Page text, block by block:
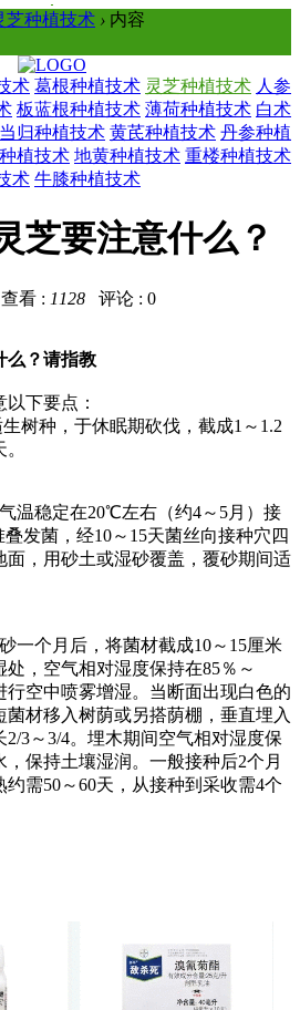
芝种植技术 › 内容
术 葛根种植技术 灵芝种植技术 人参
板蓝根种植技术 薄荷种植技术 白术
当归种植技术 黄芪种植技术 丹参种植
植技术 地黄种植技术 重楼种植技术
术 牛膝种植技术
芝要注意什么？
看 : 1128 评论 : 0
么？请指教
下要点：
种，于休眠期砍伐，截成1～1.2
稳定在20℃左右（约4～5月）接
发菌，经10～15天菌丝向接种穴四
面，用砂土或湿砂覆盖，覆砂期间适
个月后，将菌材截成10～15厘米
，空气相对湿度保持在85％～
行空中喷雾增湿。当断面出现白色的
菌材移入树荫或另搭荫棚，垂直埋入
3～3/4。埋木期间空气相对湿度保
保持土壤湿润。一般接种后2个月
需50～60天，从接种到采收需4个